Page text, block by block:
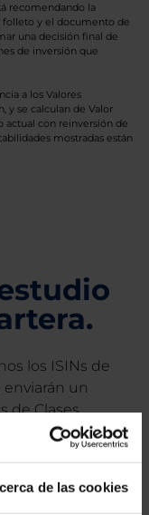
de las cookies
recomendando la
folleto y el documento de
una decisión final de
de inversión que
a los Valores
y se calculan de Valor
actual con reinversión de
mostradas están
los ISINs de
un
de Clases
sus costes.